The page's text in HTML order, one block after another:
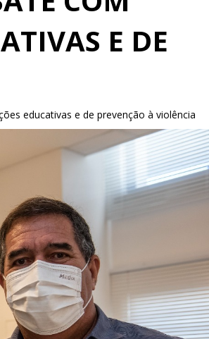
E DE
educativas e de prevenção à violência